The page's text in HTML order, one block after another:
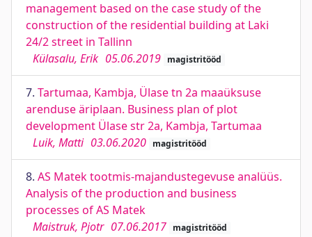
management based on the case study of the
construction of the residential building at Laki
24/2 street in Tallinn
Külasalu, Erik 05.06.2019 magistritööd
7. Tartumaa, Kambja, Ülase tn 2a maaüksuse
arenduse äriplaan. Business plan of plot
development Ülase str 2a, Kambja, Tartumaa
Luik, Matti 03.06.2020 magistritööd
8. AS Matek tootmis-majandustegevuse analüüs.
Analysis of the production and business
processes of AS Matek
Maistruk, Pjotr 07.06.2017 magistritööd